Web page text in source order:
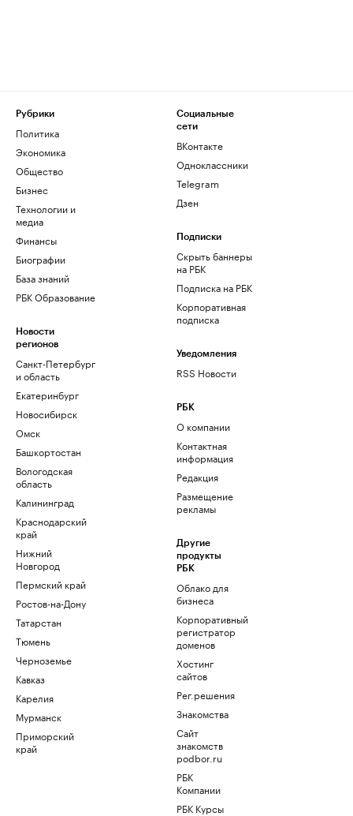
Рубрики
Политика
Экономика
Общество
Бизнес
Технологии и
медиа
Финансы
Биографии
База знаний
РБК Образование
Новости
регионов
Санкт-Петербург
и область
Екатеринбург
Новосибирск
Омск
Башкортостан
Вологодская
область
Калининград
Краснодарский
край
Нижний
Новгород
Пермский край
Ростов-на-Дону
Татарстан
Тюмень
Черноземье
Кавказ
Карелия
Мурманск
Приморский
край
Социальные
сети
ВКонтакте
Одноклассники
Telegram
Дзен
Подписки
Скрыть баннеры
на РБК
Подписка на РБК
Корпоративная
подписка
Уведомления
RSS Новости
РБК
О компании
Контактная
информация
Редакция
Размещение
рекламы
Другие
продукты
РБК
Облако для
бизнеса
Корпоративный
регистратор
доменов
Хостинг
сайтов
Рег.решения
Знакомства
Сайт
знакомств
podbor.ru
РБК
Компании
РБК Курсы